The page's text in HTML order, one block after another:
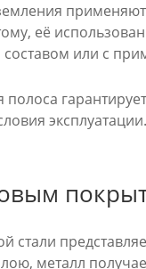
её
или с
стали
металл